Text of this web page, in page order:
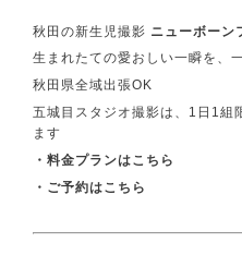
秋田の新生児撮影 ニューボーン
生まれたての愛おしい一瞬を、
秋田県全域出張OK
五城目スタジオ撮影は、1日1組
ます
・料金プランはこちら
・ ご予約はこちら